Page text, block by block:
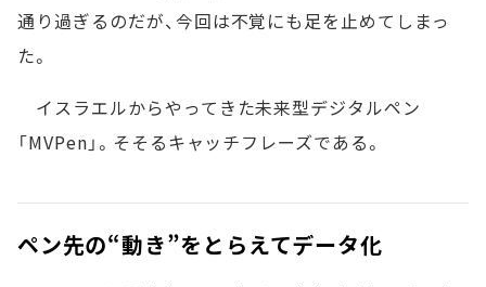
通り過ぎるのだが、今回は不覚にも足を止めてしまっ
た。
イスラエルからやってきた未来型デジタルペン
「MVPen」。そそるキャッチフレーズである。
ペン先の“動き”をとらえてデータ化